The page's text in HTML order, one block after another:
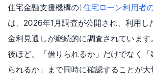
住宅金融支援機構の( 住宅ローン利用者
は、2026年1月調査が公開され、利用し
金利見通しが継続的に調査されています
後ほど、「借りられるか」だけでなく「
られるか」まで同時に確認することが大